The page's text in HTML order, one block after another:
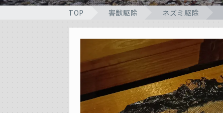
TOP 害獣駆除 ネズミ駆除